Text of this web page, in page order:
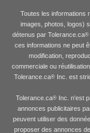
Toutes les informations
images, photos, logos)
détenus par Tolerance.ca®
ces informations ne peut
modification,
commerciale ou
Tolerance.ca® Inc. est
Tolerance.ca® Inc. n'est
annonces publicitaires
peuvent utiliser des
proposer des annonces